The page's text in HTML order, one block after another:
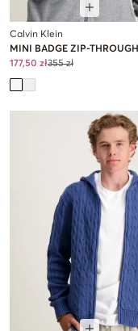
Calvin Klein
MINI BADGE ZIP-THROUGH
177,50 zł355 zł